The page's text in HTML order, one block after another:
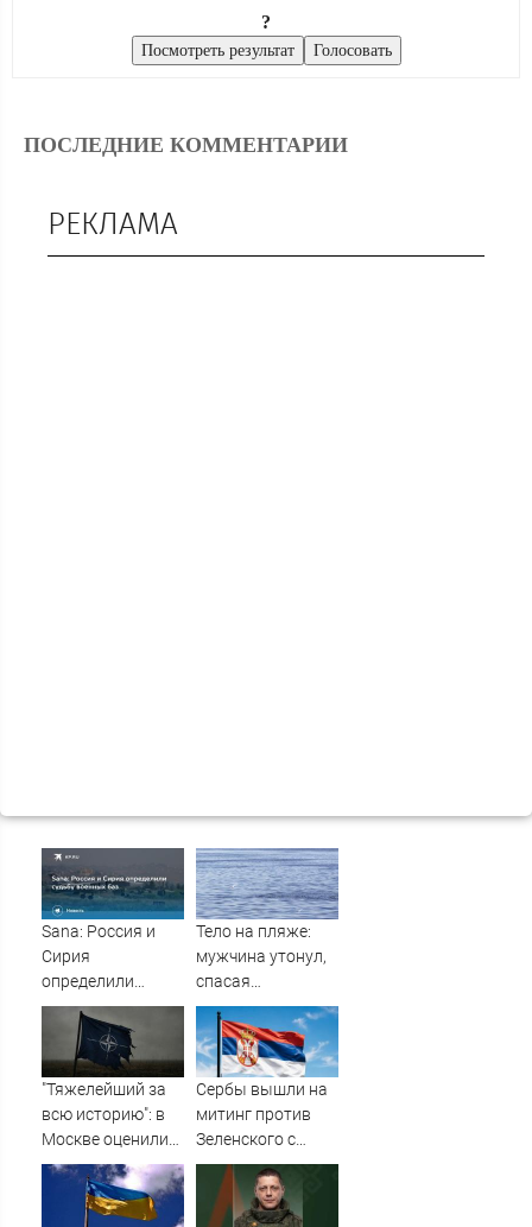
?
ПОСЛЕДНИЕ КОММЕНТАРИИ
РЕКЛАМА
Sana: Россия и
Сирия
определили
судьбу военных
Тело на пляже:
мужчина утонул,
спасая
маленькую дочку
09/08/2026 –
Новости
"Тяжелейший за
всю историю": в
Москве оценили
масштаб кризиса
в НАТО
Сербы вышли на
митинг против
Зеленского с
портретами
Путина